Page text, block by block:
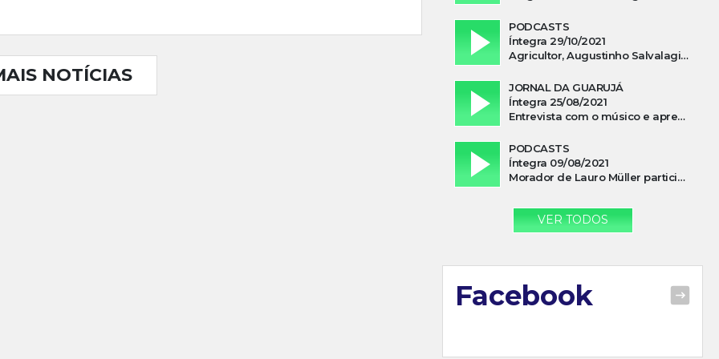
NOTÍCIAS
PODCASTS
Íntegra 29/10/2021
Agricultor, Augustinho Salvalagio, relata sobre aparição do Cavaleiro Negro no Rio das Furnas
JORNAL DA GUARUJÁ
Íntegra 25/08/2021
Entrevista com o músico e apresentador, Lismael Ferrareis, no Cidade e Campo
PODCASTS
Íntegra 09/08/2021
Morador de Lauro Müller participa de motociata em apoio a Bolsonaro
VER TODOS
Facebook